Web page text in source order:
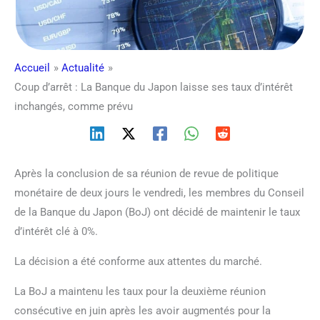
Accueil
Actualité
Coup d’arrêt : La Banque du Japon laisse ses taux d’intérêt
inchangés, comme prévu
Après la conclusion de sa réunion de revue de politique
monétaire de deux jours le vendredi, les membres du Conseil
de la Banque du Japon (BoJ) ont décidé de maintenir le taux
d’intérêt clé à 0%.
La décision a été conforme aux attentes du marché.
La BoJ a maintenu les taux pour la deuxième réunion
consécutive en juin après les avoir augmentés pour la